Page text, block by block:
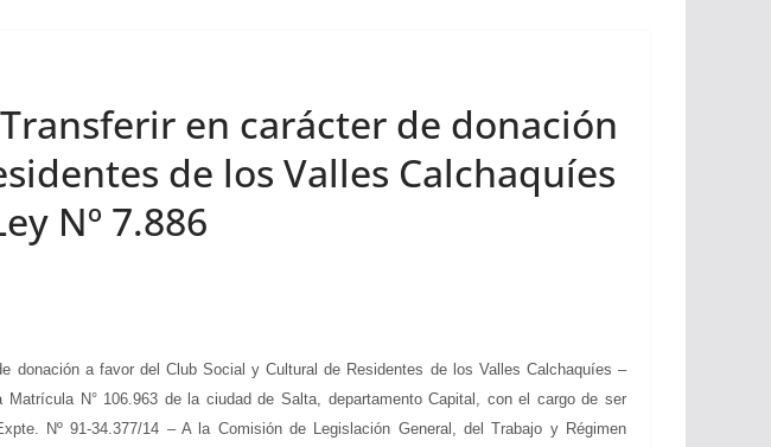
en carácter de donación
de los Valles Calchaquíes
Nº 7.886
donación a favor del Club Social y Cultural de Residentes de los Valles Calchaquíes –
N° 106.963 de la ciudad de Salta, departamento Capital, con el cargo de ser
Nº 91-34.377/14 – A la Comisión de Legislación General, del Trabajo y Régimen